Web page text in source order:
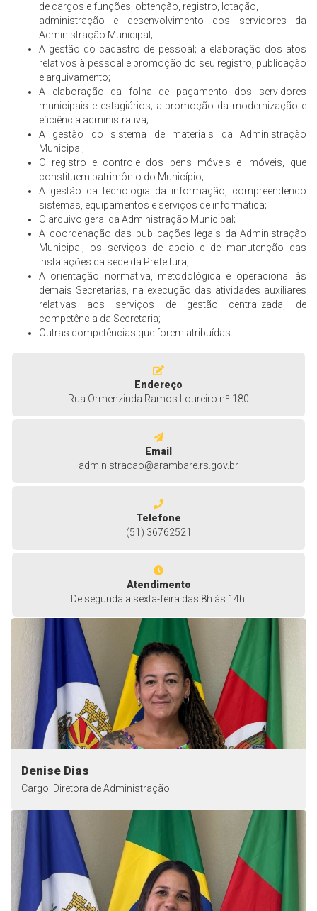
de cargos e funções, obtenção, registro, lotação,
administração e desenvolvimento dos servidores da
Administração Municipal;
A gestão do cadastro de pessoal; a elaboração dos atos
relativos à pessoal e promoção do seu registro, publicação
e arquivamento;
A elaboração da folha de pagamento dos servidores
municipais e estagiários; a promoção da modernização e
eficiência administrativa;
A gestão do sistema de materiais da Administração
Municipal;
O registro e controle dos bens móveis e imóveis, que
constituem patrimônio do Município;
A gestão da tecnologia da informação, compreendendo
sistemas, equipamentos e serviços de informática;
O arquivo geral da Administração Municipal;
A coordenação das publicações legais da Administração
Municipal; os serviços de apoio e de manutenção das
instalações da sede da Prefeitura;
A orientação normativa, metodológica e operacional às
demais Secretarias, na execução das atividades auxiliares
relativas aos serviços de gestão centralizada, de
competência da Secretaria;
Outras competências que forem atribuídas.
Endereço
Rua Ormenzinda Ramos Loureiro nº 180
Email
administracao@arambare.rs.gov.br
Telefone
(51) 36762521
Atendimento
De segunda a sexta-feira das 8h às 14h.
Denise Dias
Cargo: Diretora de Administração